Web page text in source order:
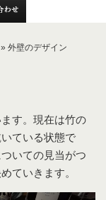
» 外壁のデザイン
す。現在は竹の
ている状態で
いての見当がつ
ていきます。